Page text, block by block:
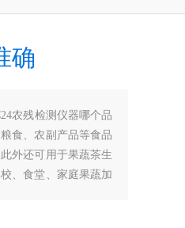
确
农残检测仪器哪个品
食、农副产品等食品
外还可用于果蔬茶生
、食堂、家庭果蔬加